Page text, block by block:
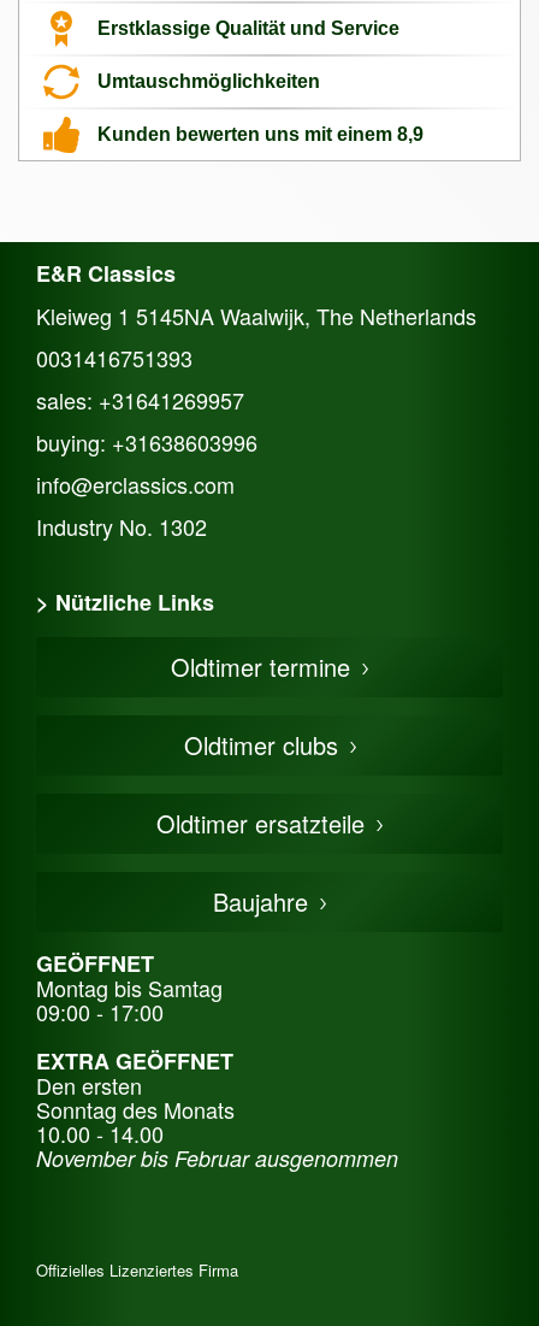
Erstklassige Qualität und Service
Umtauschmöglichkeiten
Kunden bewerten uns mit einem 8,9
E&R Classics
Kleiweg 1 5145NA Waalwijk, The Netherlands
0031416751393
sales: +31641269957
buying: +31638603996
info@erclassics.com
Industry No. 1302
> Nützliche Links
Oldtimers in Europa
Englische Oldtimer
Deutsche Oldtimer
Schwedische Oldtimer
Oldtimer mit h-kennzeichen
Auto Oldtimer Markt
Oldtimer-Versicherung
Oldtimer-Clubs
Oldtimer-Reisen
Oldtimer termine
Oldtimer clubs
Oldtimer ersatzteile
Baujahre
GEÖFFNET
Montag bis Samtag
09:00 - 17:00
EXTRA GEÖFFNET
Den ersten
Sonntag des Monats
10.00 - 14.00
November bis Februar ausgenommen
Offizielles Lizenziertes Firma